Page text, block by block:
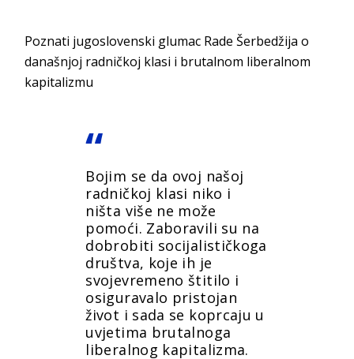
Poznati jugoslovenski glumac Rade Šerbedžija o
današnjoj radničkoj klasi i brutalnom liberalnom
kapitalizmu
Bojim se da ovoj našoj
radničkoj klasi niko i
ništa više ne može
pomoći. Zaboravili su na
dobrobiti socijalističkoga
društva, koje ih je
svojevremeno štitilo i
osiguravalo pristojan
život i sada se koprcaju u
uvjetima brutalnoga
liberalnog kapitalizma.